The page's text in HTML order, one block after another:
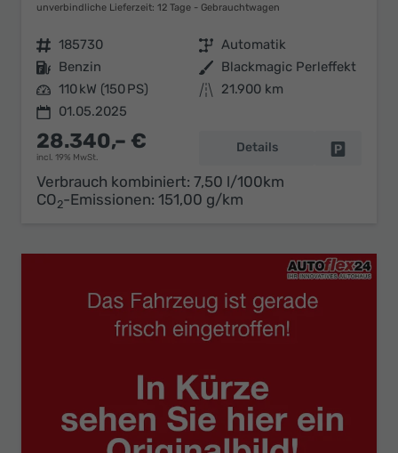
unverbindliche Lieferzeit: 12 Tage Gebrauchtwagen
Fahrzeugnr. 185730 Getriebe Automatik
Kraftstoff Benzin Außenfarbe Blackmagic Perleffekt
Leistung 110 kW (150 PS) Kilometerstand
21.900 km
01.05.2025
28.340,– €
incl. 19% MwSt.
Details
Verbrauch kombiniert: 7,50 l/100km
CO2-Emissionen: 151,00 g/km